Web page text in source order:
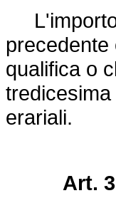
L'importo
precedente
qualifica o
erariali.
Art.